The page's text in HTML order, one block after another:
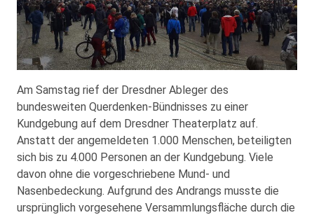
Am Samstag rief der Dresdner Ableger des
bundesweiten Querdenken-Bündnisses zu einer
Kundgebung auf dem Dresdner Theaterplatz auf.
Anstatt der angemeldeten 1.000 Menschen, beteiligten
sich bis zu 4.000 Personen an der Kundgebung. Viele
davon ohne die vorgeschriebene Mund- und
Nasenbedeckung. Aufgrund des Andrangs musste die
ursprünglich vorgesehene Versammlungsfläche durch die